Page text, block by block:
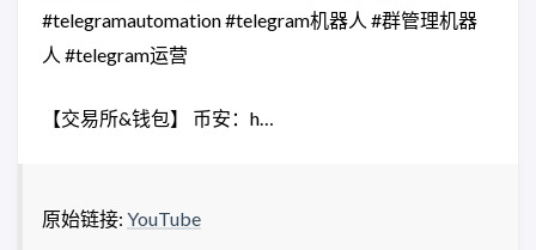
#telegramautomation #telegram机器人 #群管理机器
人 #telegram运营
【交易所&钱包】 币安：h…
原始链接: YouTube